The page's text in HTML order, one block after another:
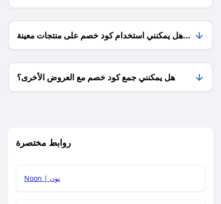
هل يمكنني استخدام كود خصم على منتجات معينة
فقط؟
هل يمكنني جمع كود خصم مع العروض الأخرى؟
روابط مختصرة
Noon | نون